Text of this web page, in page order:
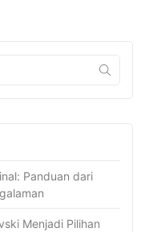
Panduan dari
Menjadi Pilihan